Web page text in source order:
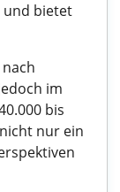
und bietet
im
bis
nur ein